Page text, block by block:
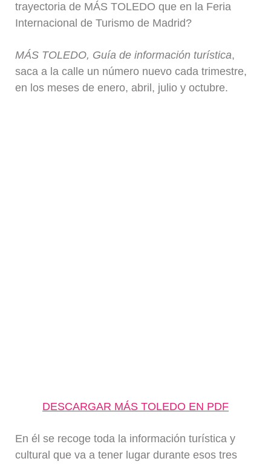
trayectoria de MÁS TOLEDO que en la Feria
Internacional de Turismo de Madrid?
MÁS TOLEDO, Guía de información turística,
saca a la calle un número nuevo cada trimestre,
en los meses de enero, abril, julio y octubre.
DESCARGAR MÁS TOLEDO EN PDF
En él se recoge toda la información turística y
cultural que va a tener lugar durante esos tres